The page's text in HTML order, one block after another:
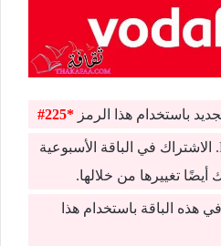
باستخدام هذا الرمز *225#
رمز التجديد لباقة Flex. الاشتراك في الباقة الأسبوعية
هذه الباقة باستخدام هذا